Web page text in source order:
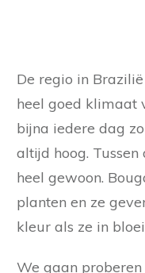
De regio in
heel goed klimaat
bijna iedere dag
altijd hoog. Tussen
heel gewoon.
planten en ze
kleur als ze in
We gaan